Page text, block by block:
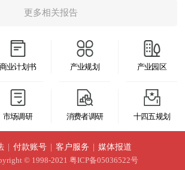
形势作了详尽研究，重点分析了国
料下游行业的发展进行了探讨，是
企业、投资部门、研究机构准确了
营决策提供重要参考的依据。
难度高、投入大、门槛高。对于面
巨大的。如果做不好智能地图，在
覆盖能力上将被互联网地图玩家甩
高精地图等业务上存在短板，因此
代各行各业的地图服务需求。 本
研基础上，主要依据了国家统计
、国家发改委、国家经济信息中
更多相关报告
商业计划书 产业规划 产业园区
市场调研 消费者调研 十四五规划
付款账号 客户服务
媒体报道
© 1998-2021 粤ICP备05036522号